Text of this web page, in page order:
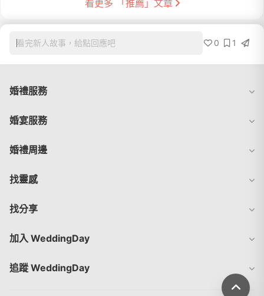
看更多 「推薦」文章
看完新人故事，給點回應吧 0 1
婚禮服務
婚宴服務
婚禮周邊
找靈感
找分享
加入 WeddingDay
追蹤 WeddingDay